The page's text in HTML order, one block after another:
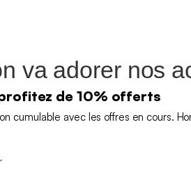
va adorer nos
de 10% offerts
cumulable avec les offres en cours.